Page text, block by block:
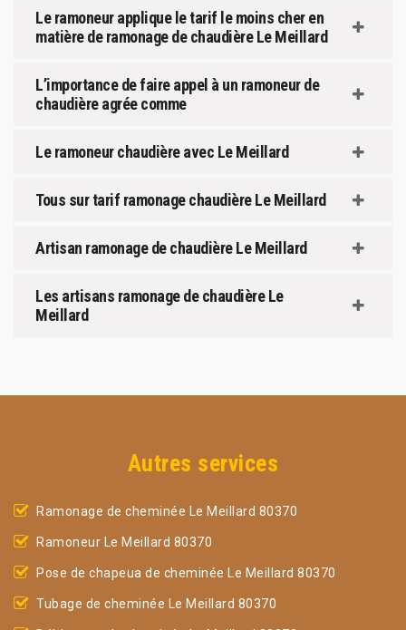
Le ramoneur applique le tarif le moins cher en
matière de ramonage de chaudière Le Meillard
L’importance de faire appel à un ramoneur de
chaudière agrée comme
Le ramoneur chaudière avec Le Meillard
Tous sur tarif ramonage chaudière Le Meillard
Artisan ramonage de chaudière Le Meillard
Les artisans ramonage de chaudière Le
Meillard
Autres services
Ramonage de cheminée Le Meillard 80370
Ramoneur Le Meillard 80370
Pose de chapeua de cheminée Le Meillard 80370
Tubage de cheminée Le Meillard 80370